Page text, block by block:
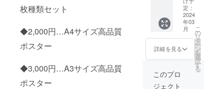
枚種類セット
◆2,000円…A4サイズ高品質
ポスター
◆3,000円…A3サイズ高品質
ポスター
リトグ
ラフ ②
浮世
絵・新
版画
ター⑤)
商品サ
イズ (ポ
スト
カー
ド...148
100mm
) (A4ポ
スター...
APRIL
SNOW
クーポ
15,000
円分】
商品名
・ポス
トカー
ド5種類
セット
定：
2024
年03
月
詳細を見る
こ
の
リ
タ
ー
ン
を
選
択
す
る
このプロ
ジェクト